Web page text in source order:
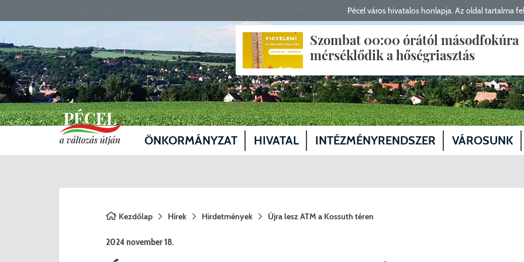
Pécel város hivatalos honlapja. Az oldal tartalma
ÖNKORMÁNYZAT
Bizottságok Fejlesztési Bizottság
HIVATAL
Szervezeti egységek
INTÉZMÉNYRENDSZER
Köznevelés, oktatás
VÁROSUNK
Szombat 00:00 órától másodfokúra
mérséklődik a hőségriasztás
Kezdőlap Hírek Hirdetmények Újra lesz ATM a Kossuth téren
2024 november 18.